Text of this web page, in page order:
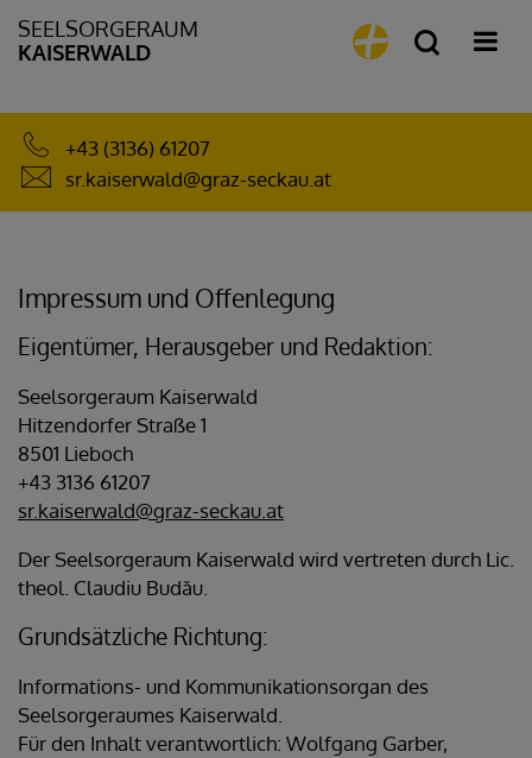
SEELSORGERAUM
KAISERWALD
+43 (3136) 61207
sr.kaiserwald@graz-seckau.at
Impressum und Offenlegung
Eigentümer, Herausgeber und Redaktion:
Seelsorgeraum Kaiserwald
Hitzendorfer Straße 1
8501 Lieboch
+43 3136 61207
sr.kaiserwald@graz-seckau.at
Der Seelsorgeraum Kaiserwald wird vertreten durch Lic.
theol. Claudiu Budău.
Grundsätzliche Richtung:
Informations- und Kommunikationsorgan des
Seelsorgeraumes Kaiserwald.
Für den Inhalt verantwortlich: Wolfgang Garber,